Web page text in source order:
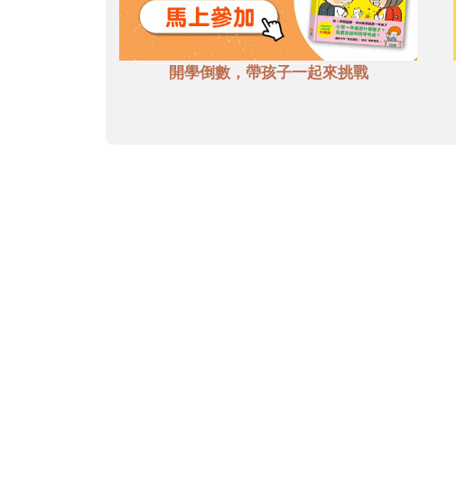
開學倒數，帶孩子一起來挑戰